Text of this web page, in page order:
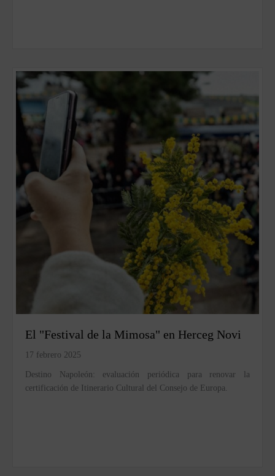
El "Festival de la Mimosa" en Herceg Novi
17 febrero 2025
Destino Napoleón: evaluación periódica para renovar la
certificación de Itinerario Cultural del Consejo de Europa.